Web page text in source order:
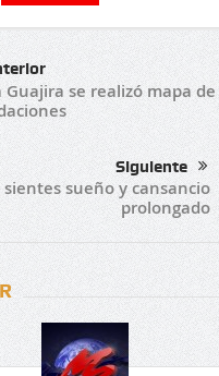
Guajira se realizó mapa
Siguiente
sueño y cansancio
prolongado